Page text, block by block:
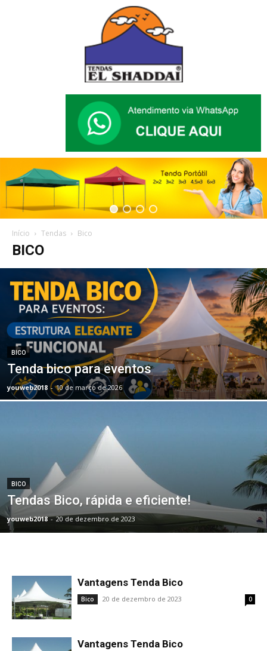
Início Tendas Bico
BICO
BICO
Tenda bico para eventos
youweb2018 - 10 de março de 2026
BICO
Tendas Bico, rápida e eficiente!
youweb2018 - 20 de dezembro de 2023
Vantagens Tenda Bico
Bico 20 de dezembro de 2023 0
Vantagens Tenda Bico